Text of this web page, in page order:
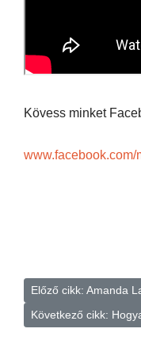
Kövess minket
Előző cikk: Amanda
Következő cikk: